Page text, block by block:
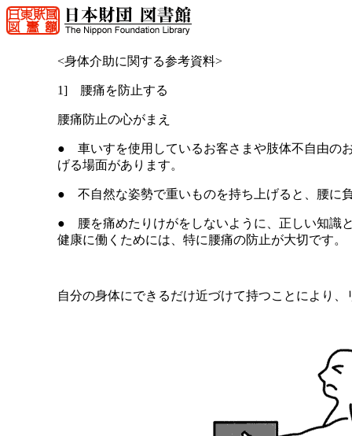
<身体介助に関する参考資料>
1] 腰痛を防止する
腰痛防止の心がまえ
● 車いすを使用しているお客さまや肢体不自由の
げる場面があります。
● 不自然な姿勢で重いものを持ち上げると、腰に
● 腰を痛めたりけがをしないように、正しい知識
健康に働くためには、特に腰痛の防止が大切です。
自分の身体にできるだけ近づけて持つことにより